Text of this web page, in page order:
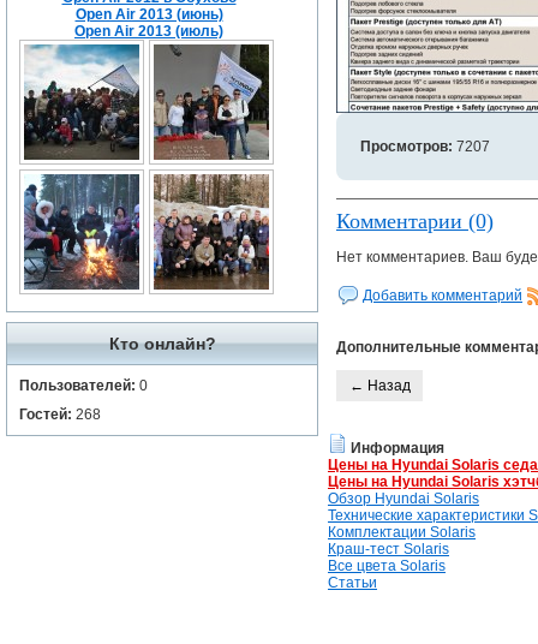
Open Air 2013 (июнь)
Open Air 2013 (июль)
Кто онлайн?
Пользователей: 0
Гостей: 268
Просмотров: 7207
Комментарии (0)
Нет комментариев. Ваш
Добавить комментарий
Дополнительные
← Назад
Информация
Цены на Hyundai Solaris
Цены на Hyundai Solaris
Обзор Hyundai Solaris
Технические характеристики
Комплектации Solaris
Краш-тест Solaris
Все цвета Solaris
Статьи